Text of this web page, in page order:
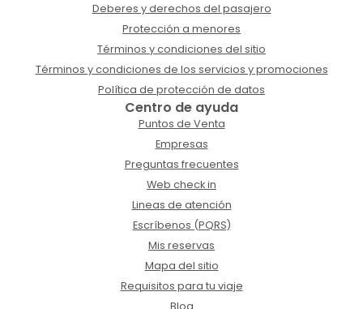
Deberes y derechos del pasajero
Protección a menores
Términos y condiciones del sitio
Términos y condiciones de los servicios y promociones
Política de protección de datos
Centro de ayuda
Puntos de Venta
Empresas
Preguntas frecuentes
Web check in
Lineas de atención
Escríbenos (PQRS)
Mis reservas
Mapa del sitio
Requisitos para tu viaje
Blog